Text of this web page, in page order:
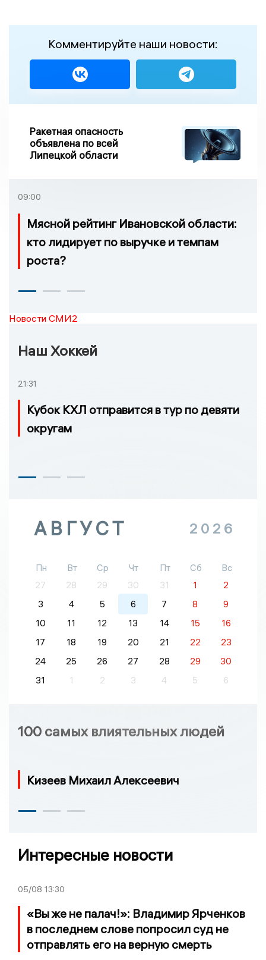
Комментируйте наши новости:
Ракетная опасность
объявлена по всей
Липецкой области
09:00
Мясной рейтинг Ивановской области:
кто лидирует по выручке и темпам
роста?
Новости СМИ2
Наш Хоккей
21:31
Кубок КХЛ отправится в тур по девяти
округам
АВГУСТ 2026
Пн Вт Ср Чт Пт Сб
Вс
27
28 29 30 31 1
2
3
4 5 6 7 8
9
10
11 12 13 14 15
16
17
18 19 20 21 22
23
24
25 26 27 28 29
30
31
1 2 3 4 5 6
100 самых влиятельных людей
Кизеев Михаил Алексеевич
Интересные новости
05/08 13:30
«Вы же не палач!»: Владимир Ярченков
в последнем слове попросил суд не
отправлять его на верную смерть